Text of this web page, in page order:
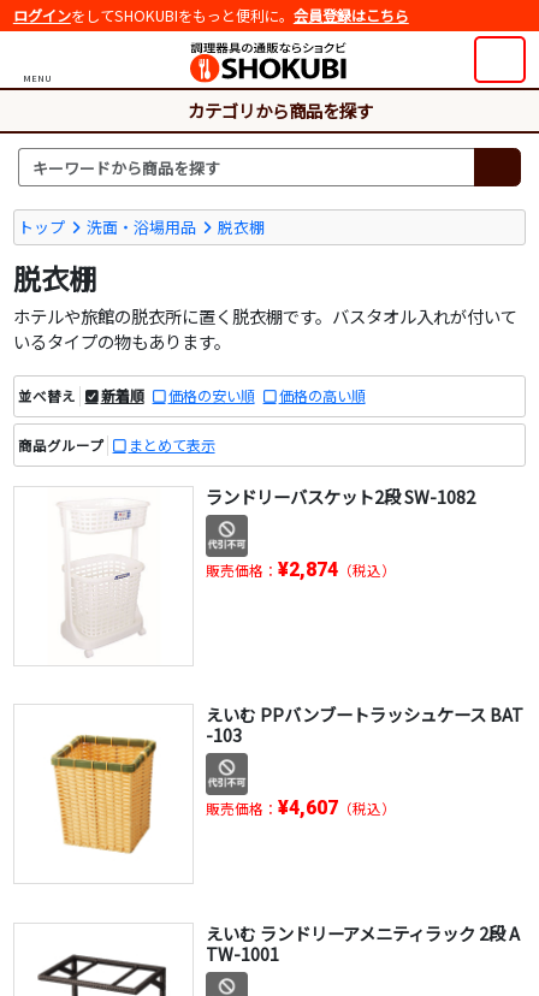
ログインをしてSHOKUBIをもっと便利に。 会員登録はこちら
MENU
カテゴリから商品を探す
トップ 洗面・浴場用品 脱衣棚
脱衣棚
ホテルや旅館の脱衣所に置く脱衣棚です。バスタオル入れが付いて
いるタイプの物もあります。
並べ替え 新着順 価格の安い順 価格の高い順
商品グループ まとめて表示
ランドリーバスケット2段 SW-1082
販売価格： ¥2,874（税込）
えいむ PPバンブートラッシュケース BAT
-103
販売価格： ¥4,607（税込）
えいむ ランドリーアメニティラック 2段 A
TW-1001